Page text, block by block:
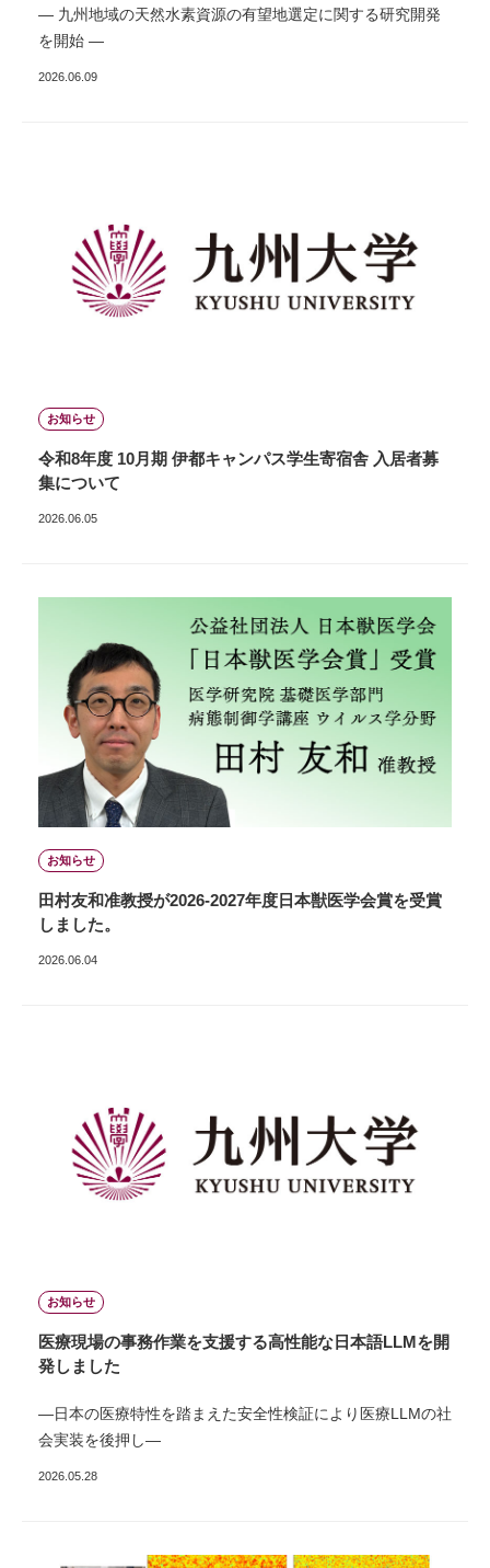
― 九州地域の天然水素資源の有望地選定に関する研究開発
を開始 ―
2026.06.09
お知らせ
令和8年度 10月期 伊都キャンパス学生寄宿舎 入居者募
集について
2026.06.05
お知らせ
田村友和准教授が2026-2027年度日本獣医学会賞を受賞
しました。
2026.06.04
お知らせ
医療現場の事務作業を支援する高性能な日本語LLMを開
発しました
―日本の医療特性を踏まえた安全性検証により医療LLMの社
会実装を後押し―
2026.05.28